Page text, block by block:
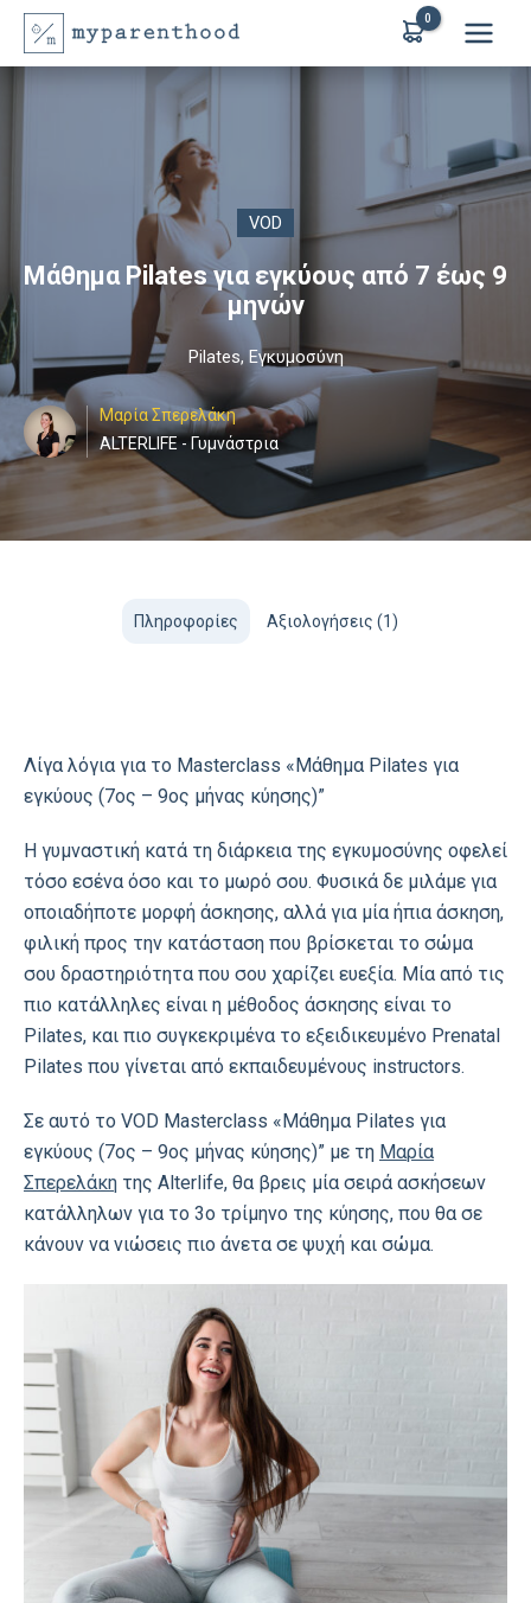
Μετάβαση
περιεχόμενο
VOD
Μάθημα Pilates για εγκύους από 7 έως 9
μηνών
Pilates,Εγκυμοσύνη
Mαρία Σπερελάκη
ALTERLIFE - Γυμνάστρια
Πληροφορίες Αξιολογήσεις (1)
Λίγα λόγια για το Masterclass «Mάθημα Pilates για
εγκύους (7ος – 9ος μήνας κύησης)”
Η γυμναστική κατά τη διάρκεια της εγκυμοσύνης οφελεί
τόσο εσένα όσο και το μωρό σου. Φυσικά δε μιλάμε για
οποιαδήποτε μορφή άσκησης, αλλά για μία ήπια άσκηση,
φιλική προς την κατάσταση που βρίσκεται το σώμα
σου δραστηριότητα που σου χαρίζει ευεξία. Μία από τις
πιο κατάλληλες είναι η μέθοδος άσκησης είναι το
Pilates, και πιο συγκεκριμένα το εξειδικευμένο Prenatal
Pilates που γίνεται από εκπαιδευμένους instructors.
Σε αυτό το VOD Μasterclass «Mάθημα Pilates για
εγκύους (7ος – 9ος μήνας κύησης)” με τη Μαρία
Σπερελάκη της Alterlife, θα βρεις μία σειρά ασκήσεων
κατάλληλων για το 3ο τρίμηνο της κύησης, που θα σε
κάνουν να νιώσεις πιο άνετα σε ψυχή και σώμα.